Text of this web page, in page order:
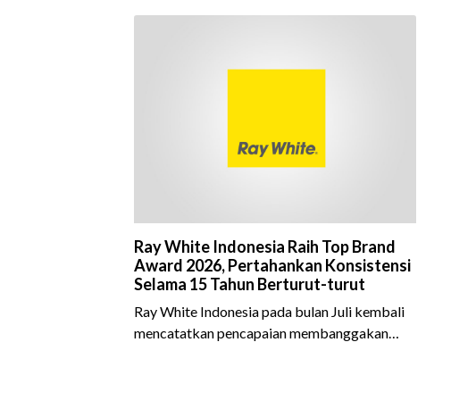
Ray White Indonesia Raih Top Brand
Award 2026, Pertahankan Konsistensi
Selama 15 Tahun Berturut-turut
Ray White Indonesia pada bulan Juli kembali
mencatatkan pencapaian membanggakan